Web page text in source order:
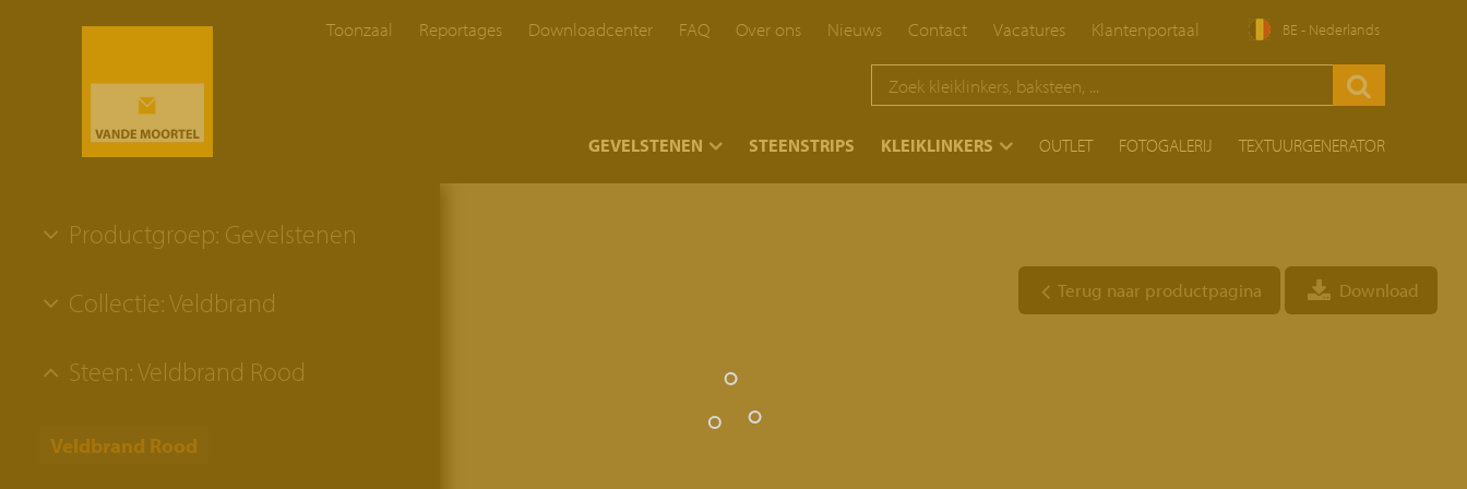
Toonzaal Reportages Downloadcenter FAQ Over ons Nieuws Contact Vacatures Klantenportaal BE - Nederlands
GEVELSTENEN STEENSTRIPS KLEIKLINKERS OUTLET FOTOGALERIJ TEXTUURGENERATOR
Productgroep: Gevelstenen
Collectie: Veldbrand
Steen: Veldbrand Rood
Veldbrand Rood
Terug naar productpagina Download